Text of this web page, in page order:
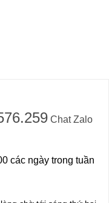
Chat Zalo
các ngày trong tuần